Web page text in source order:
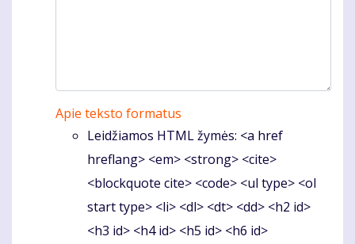
Apie teksto formatus
Leidžiamos HTML žymės: <a href
hreflang> <em> <strong> <cite>
<blockquote cite> <code> <ul type> <ol
start type> <li> <dl> <dt> <dd> <h2 id>
<h3 id> <h4 id> <h5 id> <h6 id>